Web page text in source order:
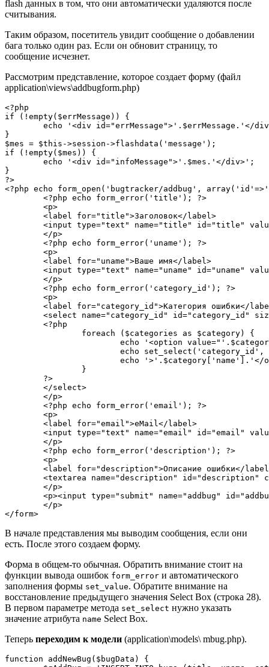
flash данных в том, что они автоматически удаляются после
считывания.
Таким образом, посетитель увидит сообщение о добавлении
бага только один раз. Если он обновит страницу, то
сообщение исчезнет.
Рассмотрим представление, которое создает форму (файл
application\views\addbugform.php)
<?php
if (!empty($errMessage)) {
}
$mes = $this->session->flashdata('message');
if (!empty($mes)) {
}
?>
<?php echo form_open('bugtracker/addbug',
</form>
В начале представления мы выводим сообщения, если они
есть. После этого создаем форму.
Форма в общем-то обычная. Обратить внимание стоит на
функции вывода ошибок form_error и автоматического
заполнения формы set_value. Обратите внимание на
восстановление предыдущего значения Select Box (строка 28).
В первом параметре метода set_select нужно указать
значение атрибута name Select Box.
Теперь переходим к модели (application\models\ mbug.php).
function addNewBug($bugData) {